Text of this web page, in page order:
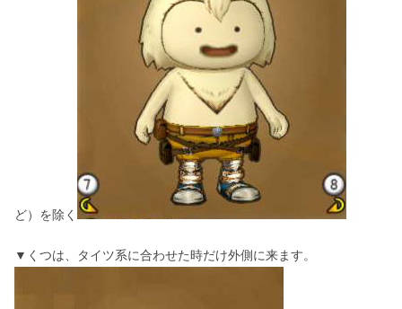
ど）を除く
▼くつは、タイツ系に合わせた時だけ外側に来ます。